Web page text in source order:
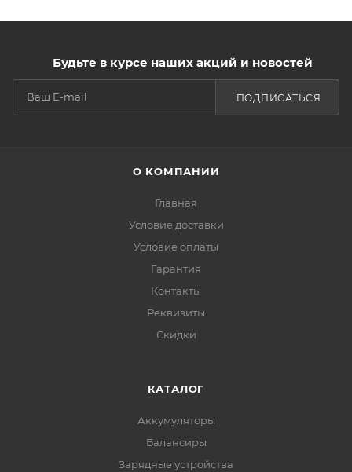
Будьте в курсе наших акций и новостей
ПОДПИСАТЬСЯ
О КОМПАНИИ
Главная
Условие доставки
Условие оплаты
Гарантия
Контакты
Реквизиты
Скидки
КАТАЛОГ
Аккумуляторы
Балансиры
Зарядные устройства